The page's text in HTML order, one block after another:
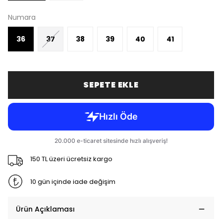
Numara
36 37 38 39 40 41
SEPETE EKLE
150 TL üzeri ücretsiz kargo
10 gün içinde iade değişim
Ürün Açıklaması